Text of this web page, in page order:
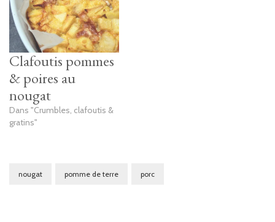
Clafoutis pommes
& poires au
nougat
Dans "Crumbles, clafoutis &
gratins"
nougat pomme de terre porc